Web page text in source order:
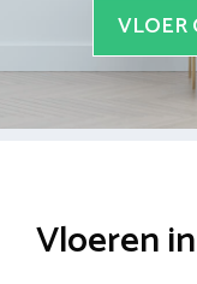
VLOER
Vloeren